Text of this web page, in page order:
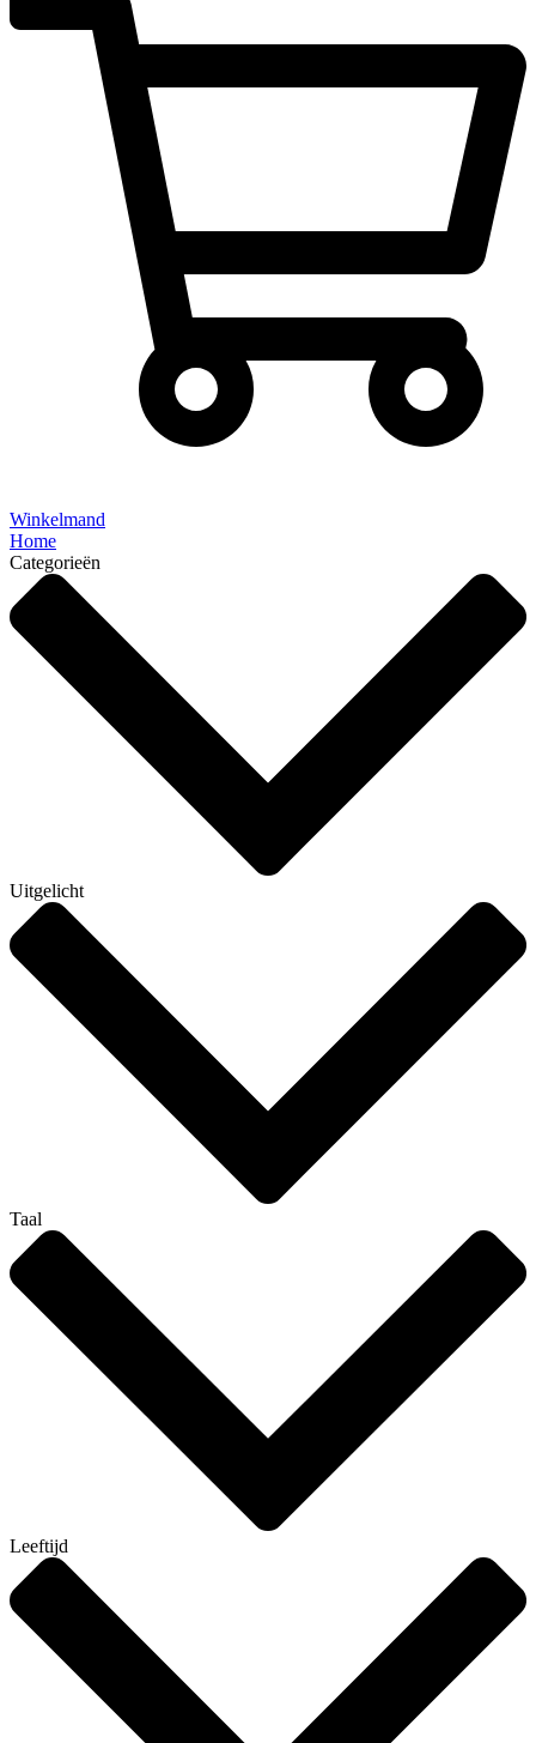
Winkelmand
Home
Categorieën
Uitgelicht
Taal
Leeftijd